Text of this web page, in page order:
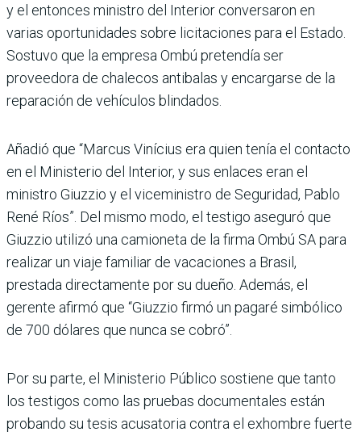
y el entonces ministro del Inte­rior conversaron en
varias oportunidades sobre licita­ciones para el Estado.
Sos­tuvo que la empresa Ombú pretendía ser
proveedora de chalecos antibalas y encar­garse de la
reparación de vehículos blindados.
Añadió que “Marcus Vinícius era quien tenía el contacto
en el Ministerio del Interior, y sus enlaces eran el
ministro Giuzzio y el viceministro de Seguridad, Pablo
René Ríos”. Del mismo modo, el testigo aseguró que
Giuzzio utilizó una camioneta de la firma Ombú SA para
realizar un viaje familiar de vacaciones a Brasil,
prestada directa­mente por su dueño. Ade­más, el
gerente afirmó que “Giuzzio firmó un pagaré simbólico
de 700 dólares que nunca se cobró”.
Por su parte, el Ministerio Público sostiene que tanto
los testigos como las prue­bas documentales están
probando su tesis acusatoria contra el exhombre fuerte